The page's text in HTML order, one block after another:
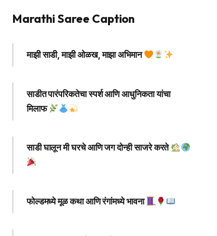
Marathi Saree Caption
माझी साडी, माझी ओळख, माझा अभिमान
साडीत पारंपरिकतेचा स्पर्श आणि आधुनिकता यांचा
मिलाफ
साडी घालून मी घरचे आणि जग दोन्ही साजरे करते
फोल्डमध्ये मूळ कथा आणि रंगांमध्ये भावना